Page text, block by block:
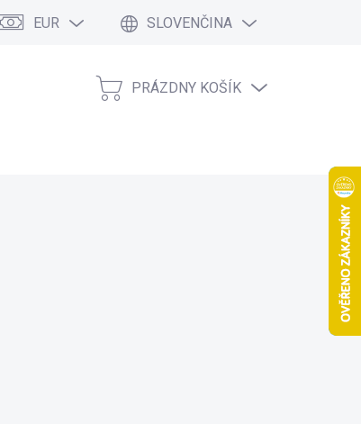
EUR SLOVENČINA
NÁKUPNÝ
PRÁZDNY KOŠÍK